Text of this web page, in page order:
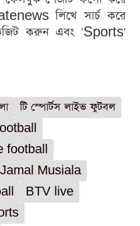
লিখে সার্চ করে
করুন এবং 'Sports'
টি স্পোর্টস লাইভ ফুটবল
football
Jamal Musiala
BTV live